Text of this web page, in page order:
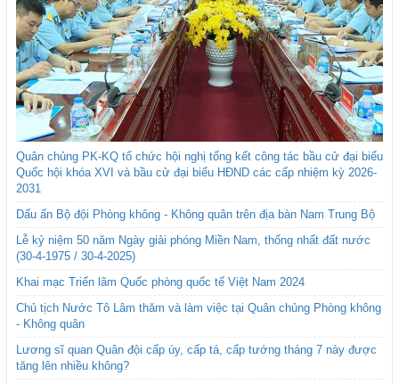
Quân chủng PK-KQ tổ chức hội nghị tổng kết công tác bầu cử đại biểu
Quốc hội khóa XVI và bầu cử đại biểu HĐND các cấp nhiệm kỳ 2026-
2031
Dấu ấn Bộ đội Phòng không - Không quân trên địa bàn Nam Trung Bộ
Lễ kỷ niệm 50 năm Ngày giải phóng Miền Nam, thống nhất đất nước
(30-4-1975 / 30-4-2025)
Khai mạc Triển lãm Quốc phòng quốc tế Việt Nam 2024
Chủ tịch Nước Tô Lâm thăm và làm việc tại Quân chủng Phòng không
- Không quân
Lương sĩ quan Quân đội cấp úy, cấp tá, cấp tướng tháng 7 này được
tăng lên nhiều không?